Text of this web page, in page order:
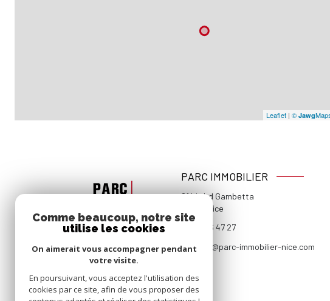
Leaflet | © Jawg
PARC IMMOBILIER
81 bis bd Gambetta
Nice
04 93 96 47 27
contact@parc-immobilier-nice.com
Comme beaucoup, notre site
utilise les cookies
On aimerait vous accompagner pendant
votre visite.
En poursuivant, vous acceptez l'utilisation des
cookies par ce site, afin de vous proposer des